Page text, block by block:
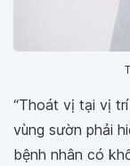
“Thoát vị tại vị
vùng sườn phải
bệnh nhân có